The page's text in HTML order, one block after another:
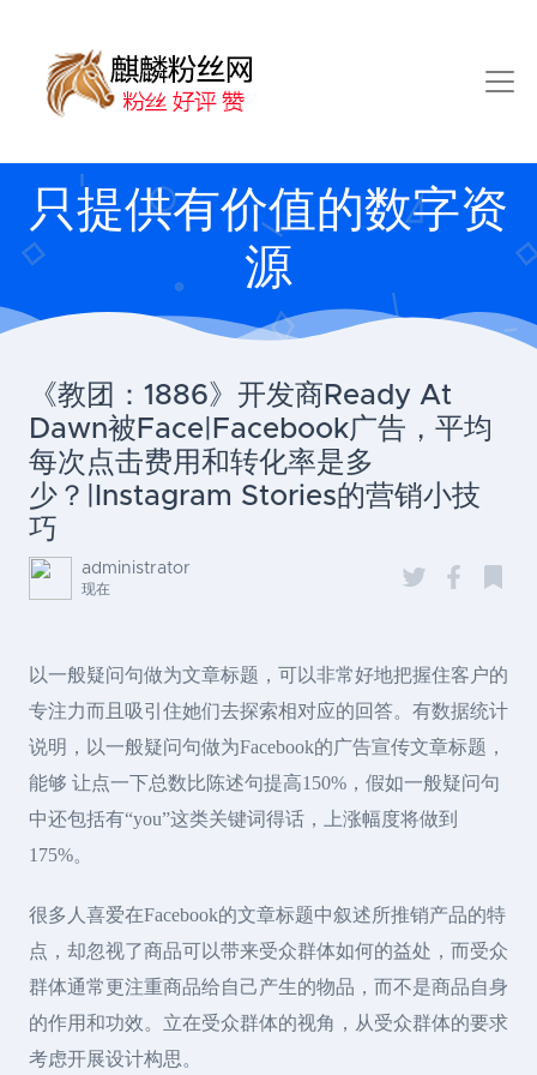
只提供有价值的数字资
源
《教团：1886》开发商Ready At
Dawn被Face|Facebook广告，平均
每次点击费用和转化率是多
少？|Instagram Stories的营销小技
巧
administrator
现在
以一般疑问句做为文章标题，可以非常好地把握住客户的
专注力而且吸引住她们去探索相对应的回答。有数据统计
说明，以一般疑问句做为Facebook的广告宣传文章标题，
能够 让点一下总数比陈述句提高150%，假如一般疑问句
中还包括有“you”这类关键词得话，上涨幅度将做到
175%。
很多人喜爱在Facebook的文章标题中叙述所推销产品的特
点，却忽视了商品可以带来受众群体如何的益处，而受众
群体通常更注重商品给自己产生的物品，而不是商品自身
的作用和功效。立在受众群体的视角，从受众群体的要求
考虑开展设计构思。